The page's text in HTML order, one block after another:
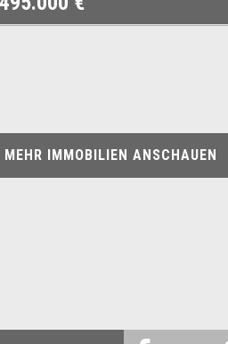
MEHR IMMOBILIEN ANSCHAUEN